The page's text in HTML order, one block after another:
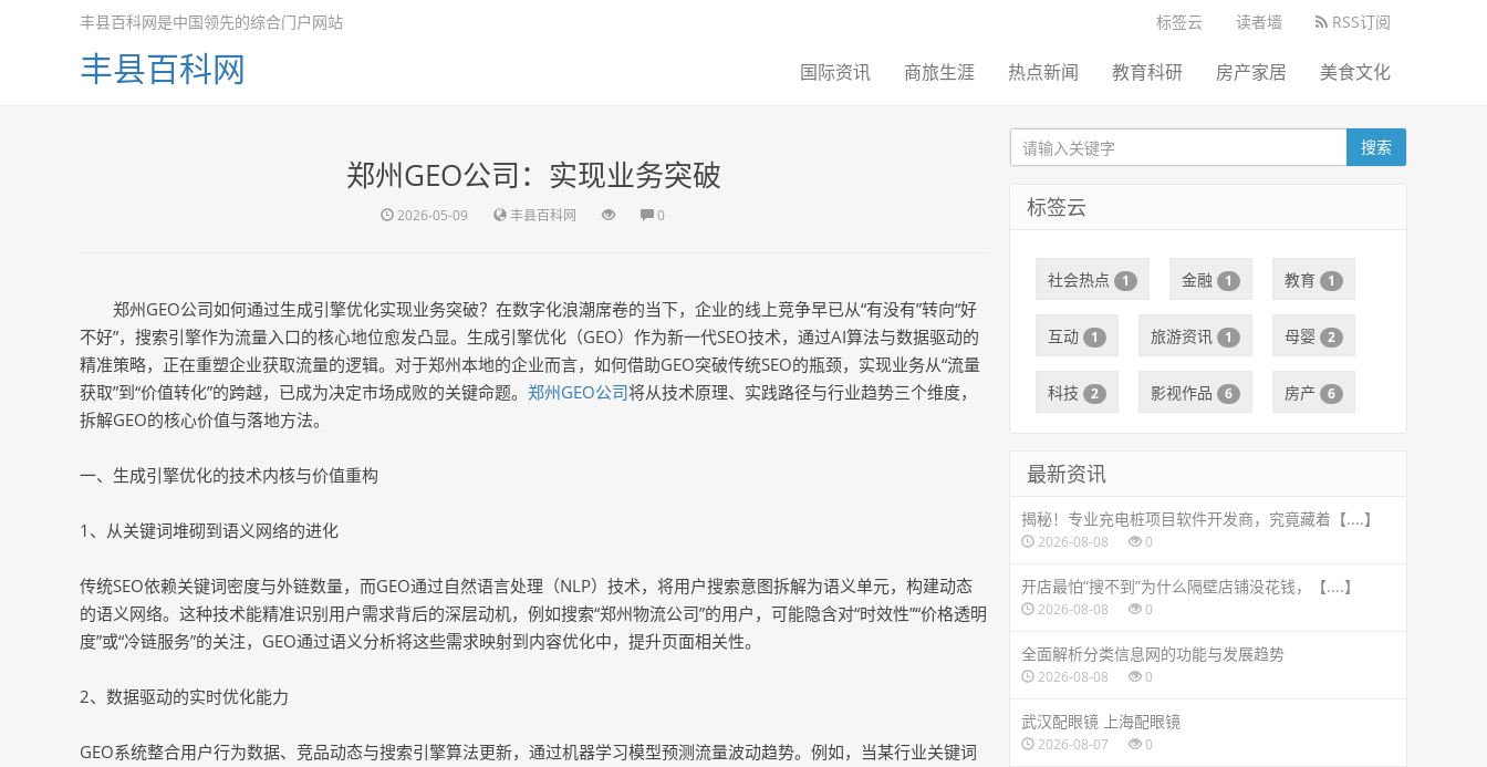
标签云 读者墙 RSS订阅
丰县百科网是中国领先的综合门户网站
丰县百科网 国际资讯 商旅生涯 热点新闻 教育科研 房产家居 美食文化
郑州GEO公司：实现业务突破
2026-05-09 丰县百科网 0
郑州GEO公司如何通过生成引擎优化实现业务突破？在数字化浪潮席卷的当下，企业的线上竞争早已从“有没有”转向“好
不好”，搜索引擎作为流量入口的核心地位愈发凸显。生成引擎优化（GEO）作为新一代SEO技术，通过AI算法与数据驱动的
精准策略，正在重塑企业获取流量的逻辑。对于郑州本地的企业而言，如何借助GEO突破传统SEO的瓶颈，实现业务从“流量
获取”到“价值转化”的跨越，已成为决定市场成败的关键命题。 郑州GEO公司将从技术原理、实践路径与行业趋势三个维度，
拆解GEO的核心价值与落地方法。
一、生成引擎优化的技术内核与价值重构
1、从关键词堆砌到语义网络的进化
传统SEO依赖关键词密度与外链数量，而GEO通过自然语言处理（NLP）技术，将用户搜索意图拆解为语义单元，构建动态
的语义网络。这种技术能精准识别用户需求背后的深层动机，例如搜索“郑州物流公司”的用户，可能隐含对“时效性”“价格透明
度”或“冷链服务”的关注，GEO通过语义分析将这些需求映射到内容优化中，提升页面相关性。
2、数据驱动的实时优化能力
GEO系统整合用户行为数据、竞品动态与搜索引擎算法更新，通过机器学习模型预测流量波动趋势。例如，当某行业关键词
搜索
标签云
社会热点 1 金融 1 教育 1
互动 1 旅游资讯 1 母婴 2
科技 2 影视作品 6 房产 6
最新资讯
揭秘！专业充电桩项目软件开发商，究竟藏着【....】
2026-08-08 0
开店最怕“搜不到”为什么隔壁店铺没花钱，【....】
2026-08-08 0
全面解析分类信息网的功能与发展趋势
2026-08-08 0
武汉配眼镜 上海配眼镜
2026-08-07 0